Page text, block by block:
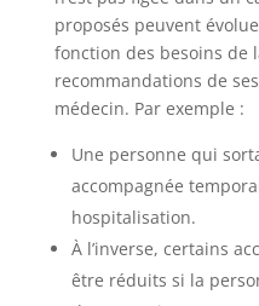
proposés peuvent
fonction des besoins de
recommandations de
médecin. Par exemple :
Une personne qui
accompagnée
hospitalisation.
À l’inverse, certains
être réduits si la